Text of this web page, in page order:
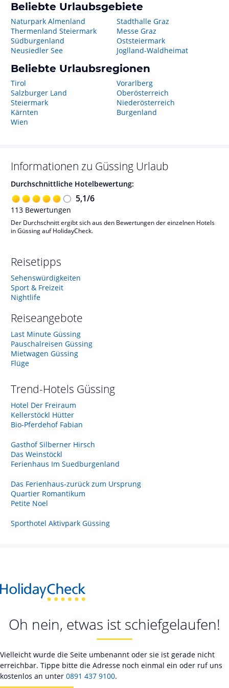
Beliebte Urlaubsgebiete
Naturpark Almenland
Thermenland Steiermark
Südburgenland
Neusiedler See
Stadthalle Graz
Messe Graz
Oststeiermark
Joglland-Waldheimat
Beliebte Urlaubsregionen
Tirol
Salzburger Land
Steiermark
Kärnten
Wien
Vorarlberg
Oberösterreich
Niederösterreich
Burgenland
Informationen zu Güssing Urlaub
Durchschnittliche Hotelbewertung:
5,1/6
113 Bewertungen
Der Durchschnitt ergibt sich aus den Bewertungen der einzelnen Hotels
in Güssing auf HolidayCheck.
Reisetipps
Sehenswürdigkeiten
Sport & Freizeit
Nightlife
Reiseangebote
Last Minute Güssing
Pauschalreisen Güssing
Mietwagen Güssing
Flüge
Trend-Hotels Güssing
Hotel Der Freiraum
Kellerstöckl Hütter
Bio-Pferdehof Fabian
Gasthof Silberner Hirsch
Das Weinstöckl
Ferienhaus Im Suedburgenland
Das Ferienhaus-zurück zum Ursprung
Quartier Romantikum
Petite Noel
Sporthotel Aktivpark Güssing
Oh nein, etwas ist schiefgelaufen!
Vielleicht wurde die Seite umbenannt oder sie ist gerade nicht
erreichbar. Tippe bitte die Adresse noch einmal ein oder ruf uns
kostenlos an unter 0891 437 9100.